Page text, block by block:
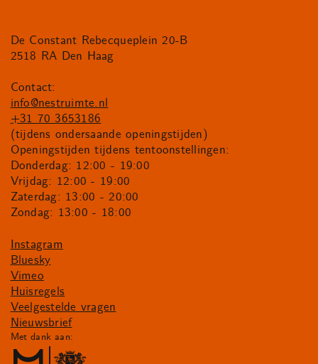
De Constant Rebecqueplein 20-B
2518 RA Den Haag
Contact:
info@nestruimte.nl
+31 70 3653186
(tijdens ondersaande openingstijden)
Openingstijden tijdens tentoonstellingen:
Donderdag: 12:00 - 19:00
Vrijdag: 12:00 - 19:00
Zaterdag: 13:00 - 20:00
Zondag: 13:00 - 18:00
Instagram
Bluesky
Vimeo
Huisregels
Veelgestelde vragen
Nieuwsbrief
Met dank aan: